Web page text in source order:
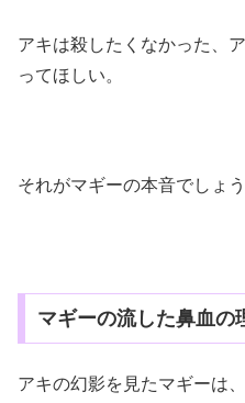
アキは殺したくなかった、
ってほしい。
それがマギーの本音でしょう
マギーの流した鼻血の
アキの幻影を見たマギーは